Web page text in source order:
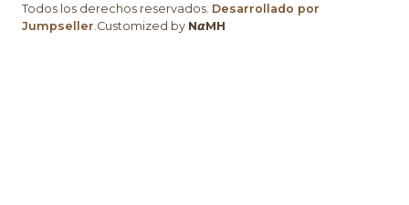
Todos los derechos reservados. Desarrollado por
Jumpseller.Customized by N𝞪MH